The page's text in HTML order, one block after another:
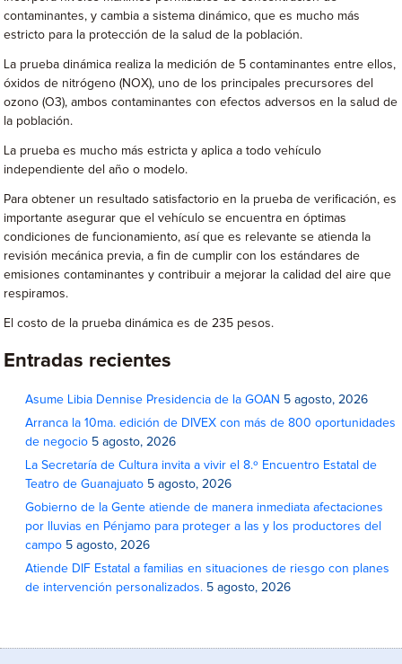
contaminantes, y cambia a sistema dinámico, que es mucho más
estricto para la protección de la salud de la población.
La prueba dinámica realiza la medición de 5 contaminantes entre ellos,
óxidos de nitrógeno (NOX), uno de los principales precursores del
ozono (O3), ambos contaminantes con efectos adversos en la salud de
la población.
La prueba es mucho más estricta y aplica a todo vehículo
independiente del año o modelo.
Para obtener un resultado satisfactorio en la prueba de verificación, es
importante asegurar que el vehículo se encuentra en óptimas
condiciones de funcionamiento, así que es relevante se atienda la
revisión mecánica previa, a fin de cumplir con los estándares de
emisiones contaminantes y contribuir a mejorar la calidad del aire que
respiramos.
El costo de la prueba dinámica es de 235 pesos.
Entradas recientes
Asume Libia Dennise Presidencia de la GOAN 5 agosto, 2026
Arranca la 10ma. edición de DIVEX con más de 800 oportunidades
de negocio 5 agosto, 2026
La Secretaría de Cultura invita a vivir el 8.º Encuentro Estatal de
Teatro de Guanajuato 5 agosto, 2026
Gobierno de la Gente atiende de manera inmediata afectaciones
por lluvias en Pénjamo para proteger a las y los productores del
campo 5 agosto, 2026
Atiende DIF Estatal a familias en situaciones de riesgo con planes
de intervención personalizados. 5 agosto, 2026